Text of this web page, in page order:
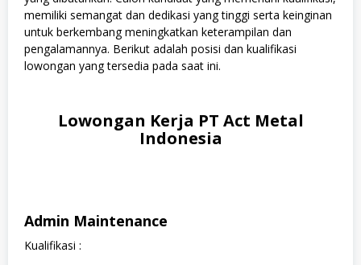
memiliki semangat dan dedikasi yang tinggi serta keinginan
untuk berkembang meningkatkan keterampilan dan
pengalamannya. Berikut adalah posisi dan kualifikasi
lowongan yang tersedia pada saat ini.
Lowongan Kerja PT Act Metal
Indonesia
Admin Maintenance
Kualifikasi :